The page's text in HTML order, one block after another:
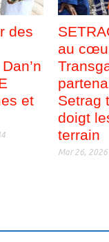
des
et
au
Setrag
doigt
terrain
Mar 26, 2026